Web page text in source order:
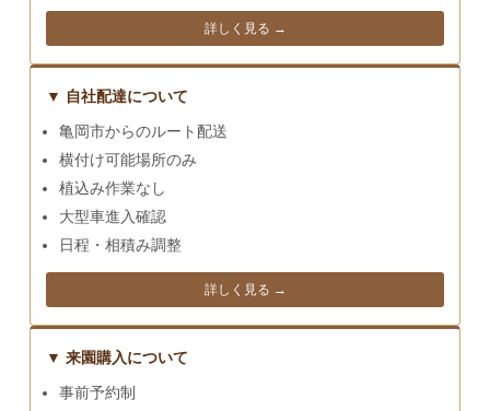
詳しく見る →
▼ 自社配達について
亀岡市からのルート配送
横付け可能場所のみ
植込み作業なし
大型車進入確認
日程・相積み調整
詳しく見る →
▼ 来園購入について
事前予約制